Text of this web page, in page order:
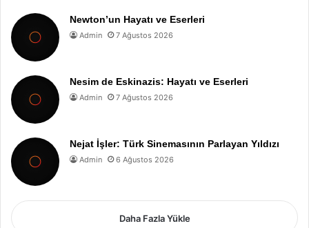
Newton’un Hayatı ve Eserleri
Admin 7 Ağustos 2026
Nesim de Eskinazis: Hayatı ve Eserleri
Admin 7 Ağustos 2026
Nejat İşler: Türk Sinemasının Parlayan Yıldızı
Admin 6 Ağustos 2026
Daha Fazla Yükle